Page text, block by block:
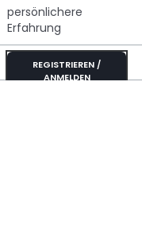
persönlichere
Erfahrung
REGISTRIEREN /
ANMELDEN